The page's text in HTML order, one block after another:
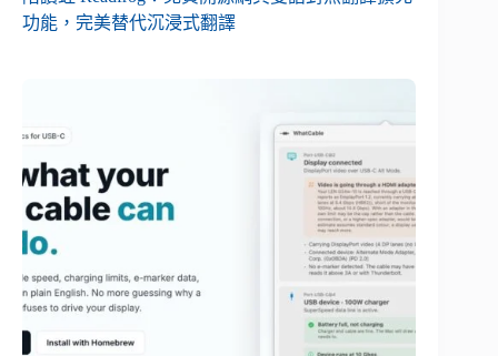
功能，完美替代沉浸式翻譯